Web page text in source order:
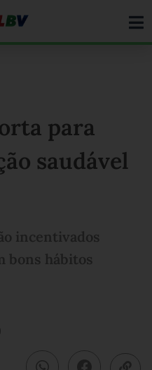
para
saudável
incentivados
bons hábitos